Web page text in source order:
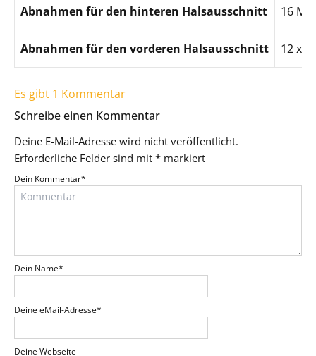
Abnahmen für den hinteren Halsausschnitt 16
Abnahmen für den vorderen Halsausschnitt 12 x
Es gibt 1 Kommentar
Schreibe einen Kommentar
Deine E-Mail-Adresse wird nicht veröffentlicht.
Erforderliche Felder sind mit * markiert
Dein Kommentar*
Dein Name*
Deine eMail-Adresse*
Deine Webseite